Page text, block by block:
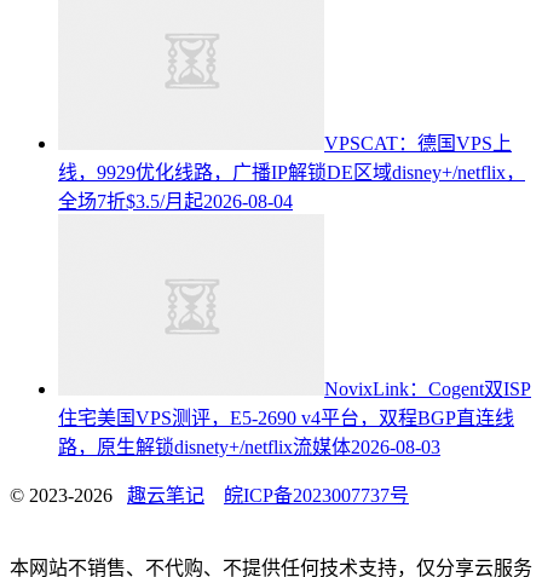
VPSCAT：德国VPS上
线，9929优化线路，广播IP解锁DE区域disney+/netflix，
全场7折$3.5/月起2026-08-04
NovixLink：Cogent双ISP
住宅美国VPS测评，E5-2690 v4平台，双程BGP直连线
路，原生解锁disnety+/netflix流媒体2026-08-03
© 2023-2026 趣云笔记 皖ICP备2023007737号
本网站不销售、不代购、不提供任何技术支持，仅分享云服务